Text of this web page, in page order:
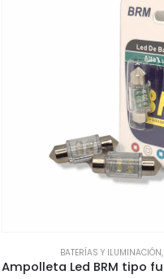
BATERÍAS Y ILUMINACIÓN,